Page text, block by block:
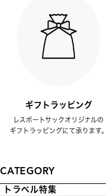
ギフトラッピング
レスポートサックオリジナルの
ギフトラッピングにて承ります。
CATEGORY
トラベル特集